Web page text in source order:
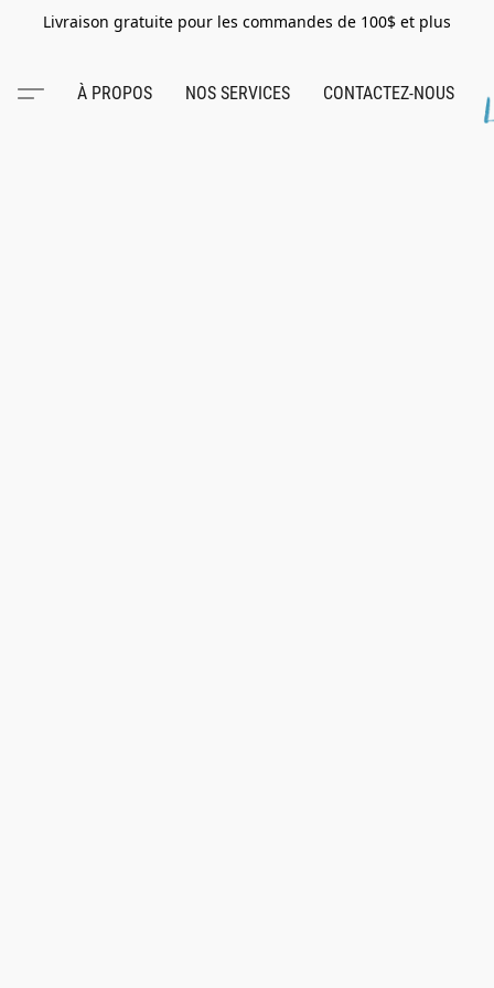
Livraison gratuite pour les commandes de 100$ et plus
À PROPOS NOS SERVICES CONTACTEZ-NOUS